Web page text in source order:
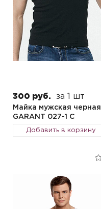
300 руб. за 1 шт
Майка мужская черная
GARANT 027-1 C
Добавить в корзину